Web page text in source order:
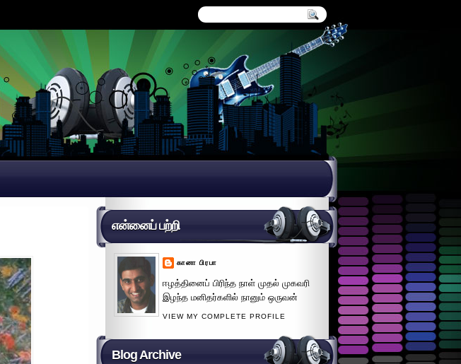
என்னைப் பற்றி
கானா பிரபா
ஈழத்தினைப் பிரிந்த நாள் முதல் முகவரி
இழந்த மனிதர்களில் நானும் ஒருவன்
VIEW MY COMPLETE PROFILE
Blog Archive